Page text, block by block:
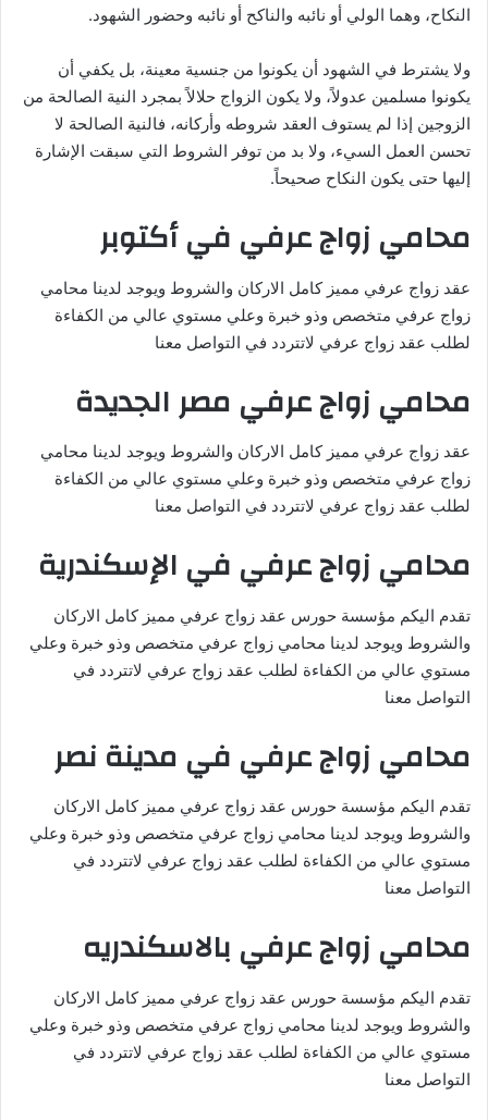
النكاح، وهما الولي أو نائبه والناكح أو نائبه وحضور الشهود.
ولا يشترط في الشهود أن يكونوا من جنسية معينة، بل يكفي أن
يكونوا مسلمين عدولاً، ولا يكون الزواج حلالاً بمجرد النية الصالحة من
الزوجين إذا لم يستوف العقد شروطه وأركانه، فالنية الصالحة لا
تحسن العمل السيء، ولا بد من توفر الشروط التي سبقت الإشارة
إليها حتى يكون النكاح صحيحاً.
محامي زواج عرفي في أكتوبر
عقد زواج عرفي مميز كامل الاركان والشروط ويوجد لدينا محامي
زواج عرفي متخصص وذو خبرة وعلي مستوي عالي من الكفاءة
لطلب عقد زواج عرفي لاتتردد في التواصل معنا
محامي زواج عرفي مصر الجديدة
عقد زواج عرفي مميز كامل الاركان والشروط ويوجد لدينا محامي
زواج عرفي متخصص وذو خبرة وعلي مستوي عالي من الكفاءة
لطلب عقد زواج عرفي لاتتردد في التواصل معنا
محامي زواج عرفي في الإسكندرية
تقدم اليكم مؤسسة حورس عقد زواج عرفي مميز كامل الاركان
والشروط ويوجد لدينا محامي زواج عرفي متخصص وذو خبرة وعلي
مستوي عالي من الكفاءة لطلب عقد زواج عرفي لاتتردد في
التواصل معنا
محامي زواج عرفي في مدينة نصر
تقدم اليكم مؤسسة حورس عقد زواج عرفي مميز كامل الاركان
والشروط ويوجد لدينا محامي زواج عرفي متخصص وذو خبرة وعلي
مستوي عالي من الكفاءة لطلب عقد زواج عرفي لاتتردد في
التواصل معنا
محامي زواج عرفي بالاسكندريه
تقدم اليكم مؤسسة حورس عقد زواج عرفي مميز كامل الاركان
والشروط ويوجد لدينا محامي زواج عرفي متخصص وذو خبرة وعلي
مستوي عالي من الكفاءة لطلب عقد زواج عرفي لاتتردد في
التواصل معنا